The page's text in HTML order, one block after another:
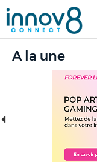
A la une